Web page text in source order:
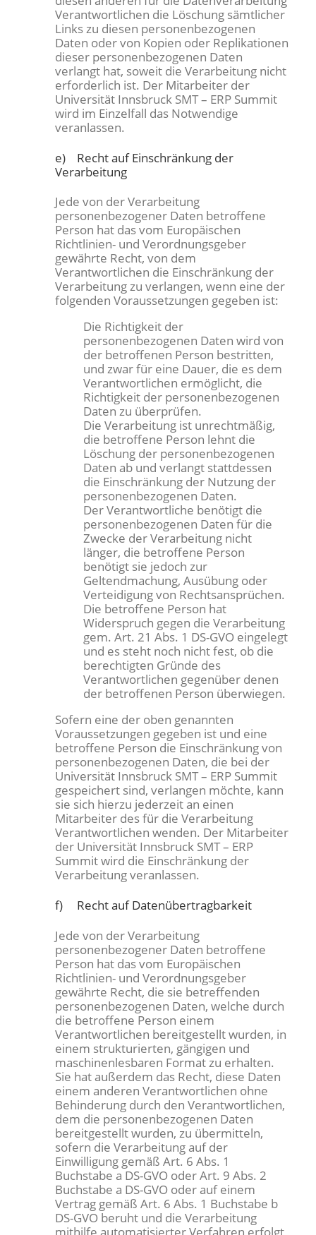
Verantwortlichen die Löschung sämtlicher
Links zu diesen personenbezogenen
Daten oder von Kopien oder Replikationen
dieser personenbezogenen Daten
verlangt hat, soweit die Verarbeitung nicht
erforderlich ist. Der Mitarbeiter der
Universität Innsbruck SMT – ERP Summit
wird im Einzelfall das Notwendige
veranlassen.
e) Recht auf Einschränkung der
Verarbeitung
Jede von der Verarbeitung
personenbezogener Daten betroffene
Person hat das vom Europäischen
Richtlinien- und Verordnungsgeber
gewährte Recht, von dem
Verantwortlichen die Einschränkung der
Verarbeitung zu verlangen, wenn eine der
folgenden Voraussetzungen gegeben ist:
Die Richtigkeit der
personenbezogenen Daten wird von
der betroffenen Person bestritten,
und zwar für eine Dauer, die es dem
Verantwortlichen ermöglicht, die
Richtigkeit der personenbezogenen
Daten zu überprüfen.
Die Verarbeitung ist unrechtmäßig,
die betroffene Person lehnt die
Löschung der personenbezogenen
Daten ab und verlangt stattdessen
die Einschränkung der Nutzung der
personenbezogenen Daten.
Der Verantwortliche benötigt die
personenbezogenen Daten für die
Zwecke der Verarbeitung nicht
länger, die betroffene Person
benötigt sie jedoch zur
Geltendmachung, Ausübung oder
Verteidigung von Rechtsansprüchen.
Die betroffene Person hat
Widerspruch gegen die Verarbeitung
gem. Art. 21 Abs. 1 DS-GVO eingelegt
und es steht noch nicht fest, ob die
berechtigten Gründe des
Verantwortlichen gegenüber denen
der betroffenen Person überwiegen.
Sofern eine der oben genannten
Voraussetzungen gegeben ist und eine
betroffene Person die Einschränkung von
personenbezogenen Daten, die bei der
Universität Innsbruck SMT – ERP Summit
gespeichert sind, verlangen möchte, kann
sie sich hierzu jederzeit an einen
Mitarbeiter des für die Verarbeitung
Verantwortlichen wenden. Der Mitarbeiter
der Universität Innsbruck SMT – ERP
Summit wird die Einschränkung der
Verarbeitung veranlassen.
f) Recht auf Datenübertragbarkeit
Jede von der Verarbeitung
personenbezogener Daten betroffene
Person hat das vom Europäischen
Richtlinien- und Verordnungsgeber
gewährte Recht, die sie betreffenden
personenbezogenen Daten, welche durch
die betroffene Person einem
Verantwortlichen bereitgestellt wurden, in
einem strukturierten, gängigen und
maschinenlesbaren Format zu erhalten.
Sie hat außerdem das Recht, diese Daten
einem anderen Verantwortlichen ohne
Behinderung durch den Verantwortlichen,
dem die personenbezogenen Daten
bereitgestellt wurden, zu übermitteln,
sofern die Verarbeitung auf der
Einwilligung gemäß Art. 6 Abs. 1
Buchstabe a DS-GVO oder Art. 9 Abs. 2
Buchstabe a DS-GVO oder auf einem
Vertrag gemäß Art. 6 Abs. 1 Buchstabe b
DS-GVO beruht und die Verarbeitung
mithilfe automatisierter Verfahren erfolgt,